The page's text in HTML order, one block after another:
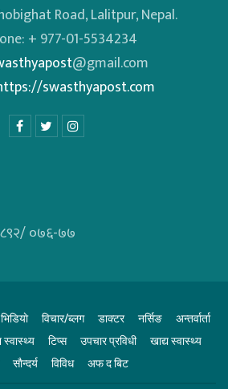
Road, Lalitpur, Nepal.
+ 977-01-5534234
@gmail.com
swasthyapost.com
०७६-७७
भिडियाे विचार/ब्लग डाक्टर नर्सिङ
अन्तर्वार्ता
स्वास्थ्य टिप्स उपचार प्रविधी
खाद्य स्वास्थ्य
साैन्दर्य विविध अफ द बिट